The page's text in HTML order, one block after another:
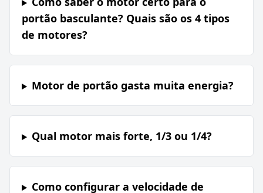
portão basculante? Quais são os 4 tipos
de motores?
Motor de portão gasta muita energia?
Qual motor mais forte, 1/3 ou 1/4?
Como configurar a velocidade de